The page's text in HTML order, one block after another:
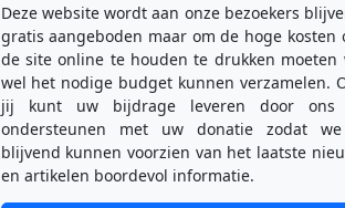
Deze website wordt aan onze bezoekers
gratis aangeboden maar om de hoge kosten
de site online te houden te drukken moeten
wel het nodige budget kunnen verzamelen.
jij kunt uw bijdrage leveren door ons
ondersteunen met uw donatie zodat
blijvend kunnen voorzien van het laatste
en artikelen boordevol informatie.